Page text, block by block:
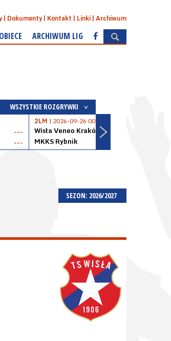
Dokumenty Kontakt Linki Archiwum
ARCHIWUM LIG
WSZYSTKIE ROZGRYWKI
---
---
2LM | 2026-09-26 00:00
Wisła Veneo Kraków
MKKS Rybnik
SEZON: 2026/2027